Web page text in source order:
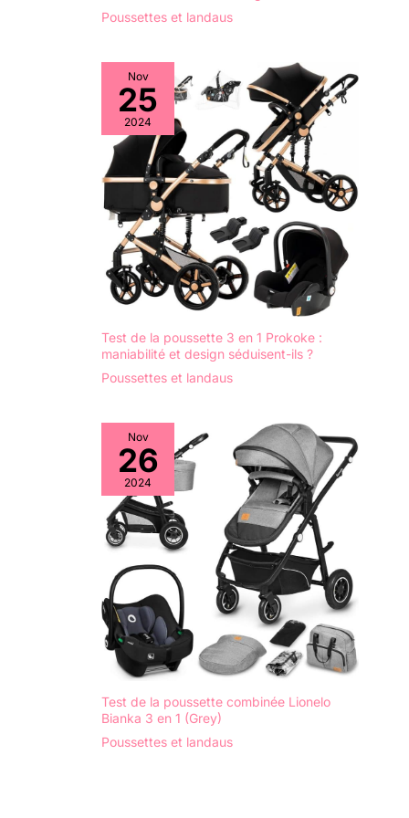
Poussettes et landaus
Nov
25
2024
Test de la poussette 3 en 1 Prokoke :
maniabilité et design séduisent-ils ?
Poussettes et landaus
Nov
26
2024
Test de la poussette combinée Lionelo
Bianka 3 en 1 (Grey)
Poussettes et landaus